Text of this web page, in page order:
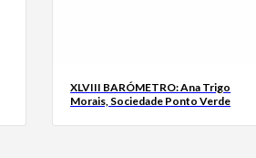
XLVIII BARÓMETRO: Ana Trigo
Morais, Sociedade Ponto Verde